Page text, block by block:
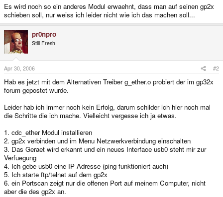
Es wird noch so ein anderes Modul erwaehnt, dass man auf seinen gp2x
schieben soll, nur weiss ich leider nicht wie ich das machen soll...
pr0npro
Still Fresh
Apr 30, 2006 #2
Hab es jetzt mit dem Alternativen Treiber g_ether.o probiert der im gp32x
forum gepostet wurde.
Leider hab ich immer noch kein Erfolg, darum schilder ich hier noch mal
die Schritte die ich mache. Vielleicht vergesse ich ja etwas.
1. cdc_ether Modul installieren
2. gp2x verbinden und im Menu Netzwerkverbindung einschalten
3. Das Geraet wird erkannt und ein neues Interface usb0 steht mir zur
Verfuegung
4. Ich gebe usb0 eine IP Adresse (ping funktioniert auch)
5. Ich starte ftp/telnet auf dem gp2x
6. ein Portscan zeigt nur die offenen Port auf meinem Computer, nicht
aber die des gp2x an.